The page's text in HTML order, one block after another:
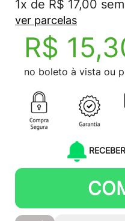
1x de R$ 17,00
ver parcelas
R$
no boleto à vista ou